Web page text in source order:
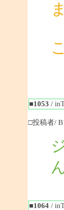
■1053 /
□投稿者/
■1064/